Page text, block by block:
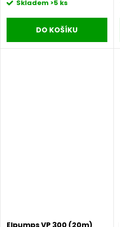
Skladem >5 ks
DO KOŠÍKU